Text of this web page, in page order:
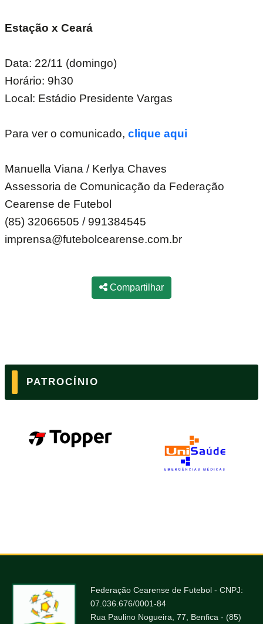
Estação x Ceará
Data: 22/11 (domingo)
Horário: 9h30
Local: Estádio Presidente Vargas
Para ver o comunicado, clique aqui
Manuella Viana / Kerlya Chaves
Assessoria de Comunicação da Federação
Cearense de Futebol
(85) 32066505 / 991384545
imprensa@futebolcearense.com.br
Compartilhar
PATROCÍNIO
Federação Cearense de Futebol - CNPJ:
07.036.676/0001-84
Rua Paulino Nogueira, 77, Benfica - (85)